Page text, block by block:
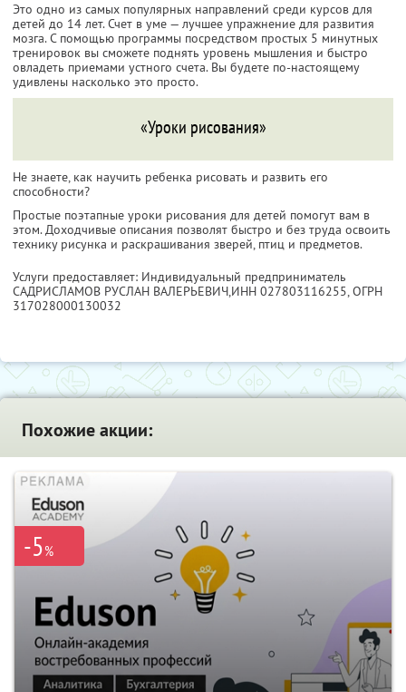
Это одно из самых популярных направлений среди курсов для
детей до 14 лет. Счет в уме — лучшее упражнение для развития
мозга. С помощью программы посредством простых 5 минутных
тренировок вы сможете поднять уровень мышления и быстро
овладеть приемами устного счета. Вы будете по-настоящему
удивлены насколько это просто.
«Уроки рисования»
Не знаете, как научить ребенка рисовать и развить его
способности?
Простые поэтапные уроки рисования для детей помогут вам в
этом. Доходчивые описания позволят быстро и без труда освоить
технику рисунка и раскрашивания зверей, птиц и предметов.
Услуги предоставляет: Индивидуальный предприниматель
САДРИСЛАМОВ РУСЛАН ВАЛЕРЬЕВИЧ,ИНН 027803116255, ОГРН
317028000130032
Похожие акции:
-5%